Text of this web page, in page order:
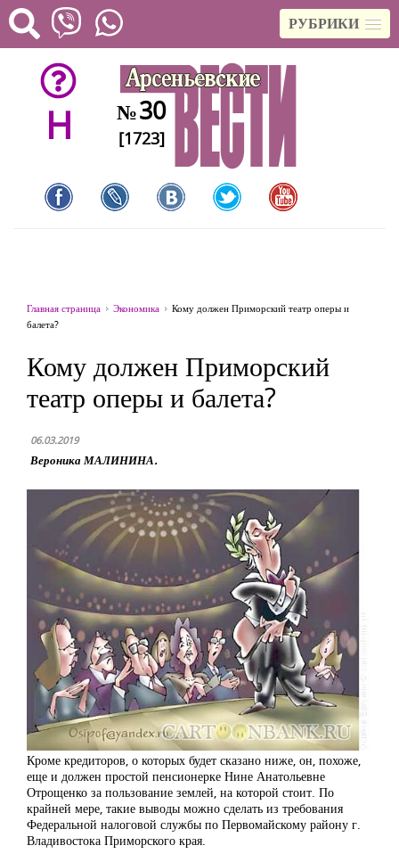
РУБРИКИ
H №30
[1723]
Главная страница Экономика
Кому должен Приморский театр оперы и
балета?
Кому должен Приморский
театр оперы и балета?
06.03.2019
Вероника МАЛИНИНА.
Кроме кредиторов, о которых будет сказано ниже, он, похоже,
еще и должен простой пенсионерке Нине Анатольевне
Отрощенко за пользование землей, на которой стоит. По
крайней мере, такие выводы можно сделать из требования
Федеральной налоговой службы по Первомайскому району г.
Владивостока Приморского края.